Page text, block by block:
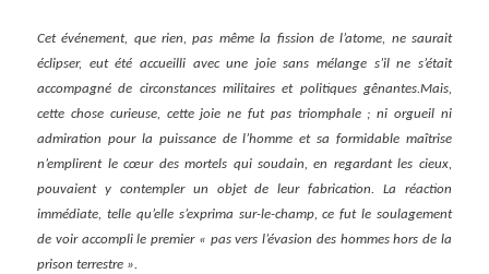
Cet événement, que rien, pas même la fission de l’atome, ne saurait
éclipser, eut été accueilli avec une joie sans mélange s’il ne s’était
accompagné de circonstances militaires et politiques gênantes.Mais,
cette chose curieuse, cette joie ne fut pas triomphale ; ni orgueil ni
admiration pour la puissance de l’homme et sa formidable maîtrise
n’emplirent le cœur des mortels qui soudain, en regardant les cieux,
pouvaient y contempler un objet de leur fabrication. La réaction
immédiate, telle qu’elle s’exprima sur-le-champ, ce fut le soulagement
de voir accompli le premier « pas vers l’évasion des hommes hors de la
prison terrestre ».